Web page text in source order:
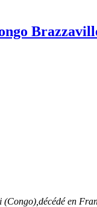
(Congo),décédé en